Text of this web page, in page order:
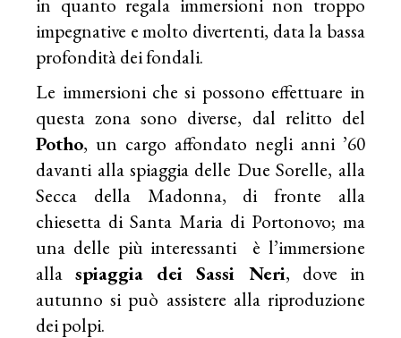
impegnative e molto divertenti, data la bassa
profondità dei fondali.
Le immersioni che si possono effettuare in
questa zona sono diverse, dal relitto del
Potho, un cargo affondato negli anni ’60
davanti alla spiaggia delle Due Sorelle, alla
Secca della Madonna, di fronte alla
chiesetta di Santa Maria di Portonovo; ma
una delle più interessanti è l’immersione
allaspiaggia dei Sassi Neri, dove in
autunno si può assistere alla riproduzione
dei polpi.